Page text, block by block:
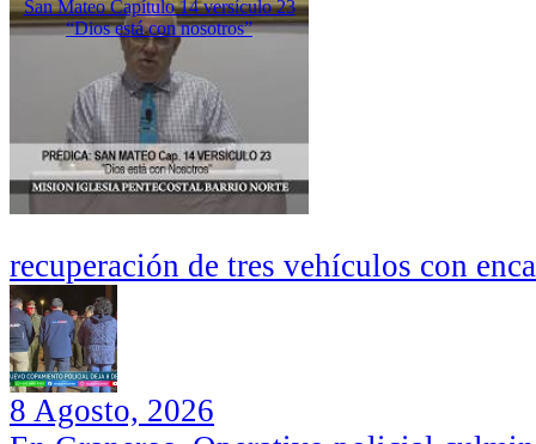
San Mateo Capítulo 14 versículo 23
“Dios está con nosotros”
recuperación de tres vehículos con
8 Agosto, 2026